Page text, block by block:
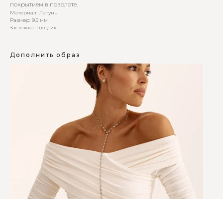
покрытием в позолоте.
Материал: Латунь
Размер: 9,5 мм
Застежка: Гвоздик
Дополнить образ